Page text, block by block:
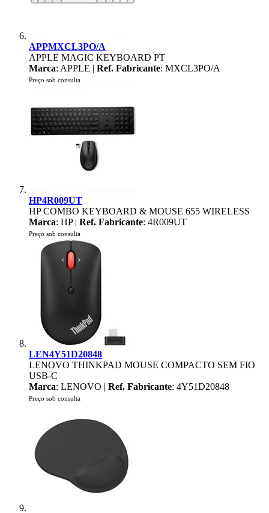
APPMXCL3PO/A
APPLE MAGIC KEYBOARD PT
Marca: APPLE | Ref. Fabricante: MXCL3PO/A
Preço sob consulta
HP4R009UT
HP COMBO KEYBOARD & MOUSE 655 WIRELESS
Marca: HP | Ref. Fabricante: 4R009UT
Preço sob consulta
LEN4Y51D20848
LENOVO THINKPAD MOUSE COMPACTO SEM FIO
USB-C
Marca: LENOVO | Ref. Fabricante: 4Y51D20848
Preço sob consulta